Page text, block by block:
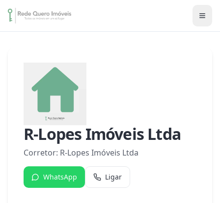
R-Lopes Imóveis Ltda
Corretor: R-Lopes Imóveis Ltda
WhatsApp Ligar